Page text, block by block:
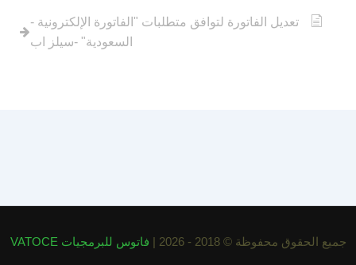
تعديل الفاتورة لتوافق متطلبات "الفاتورة الإلكترونية -
السعودية" -سيلز اب
جميع الحقوق محفوظة © 2018 - 2026 | فاتوس للبرمجيات VATOCE